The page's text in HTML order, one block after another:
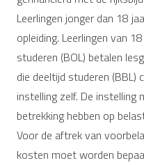
Leerlingen jonger dan 18
opleiding. Leerlingen van
studeren (BOL) betalen
die deeltijd studeren (BBL)
instelling zelf. De
betrekking hebben op
Voor de aftrek van
kosten moet worden